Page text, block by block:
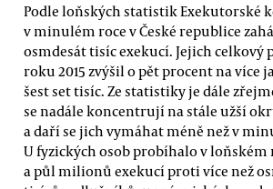
Podle loňských statistik Exekutorské
v minulém roce v České republice
osmdesát tisíc exekucí. Jejich celkový
roku 2015 zvýšil o pět procent na více
šest set tisíc. Ze statistiky je dále
se nadále koncentrují na stále užší
a daří se jich vymáhat méně než v
U fyzických osob probíhalo v loňském
a půl milionů exekucí proti více než